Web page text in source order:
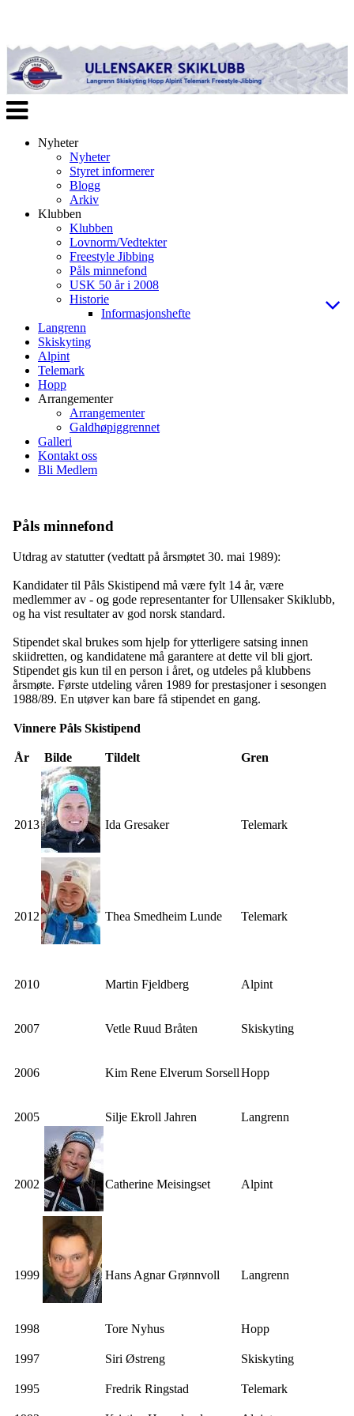
Veksle
navigasjon
Nyheter
Nyheter
Styret informerer
Blogg
Arkiv
Klubben
Klubben
Lovnorm/Vedtekter
Freestyle Jibbing
Påls minnefond
USK 50 år i 2008
Historie
Informasjonshefte
Langrenn
Skiskyting
Alpint
Telemark
Hopp
Arrangementer
Arrangementer
Galdhøpiggrennet
Galleri
Kontakt oss
Bli Medlem
Påls minnefond
Utdrag av statutter (vedtatt på årsmøtet 30. mai 1989):
Kandidater til Påls Skistipend må være fylt 14 år, være
medlemmer av - og gode representanter for Ullensaker Skiklubb,
og ha vist resultater av god norsk standard.
Stipendet skal brukes som hjelp for ytterligere satsing innen
skiidretten, og kandidatene må garantere at dette vil bli gjort.
Stipendet gis kun til en person i året, og utdeles på klubbens
årsmøte. Første utdeling våren 1989 for prestasjoner i sesongen
1988/89. En utøver kan bare få stipendet en gang.
Vinnere Påls Skistipend
År Bilde Tildelt Gren
2013 Ida Gresaker Telemark
2012 Thea Smedheim Lunde Telemark
2010 Martin Fjeldberg Alpint
2007 Vetle Ruud Bråten Skiskyting
2006 Kim Rene Elverum SorsellHopp
2005 Silje Ekroll Jahren Langrenn
2002 Catherine Meisingset Alpint
1999 Hans Agnar Grønnvoll Langrenn
1998 Tore Nyhus Hopp
1997 Siri Østreng Skiskyting
1995 Fredrik Ringstad Telemark